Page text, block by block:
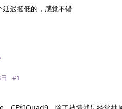
延迟挺低的，感觉不错
#1